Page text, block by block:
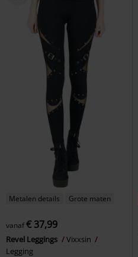
Metalen details Grote maten
vanaf€ 37,99
Revel Leggings
Vixxsin
Legging